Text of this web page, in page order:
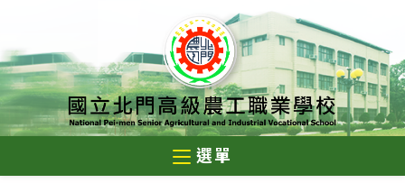
至
主
要
內
選單